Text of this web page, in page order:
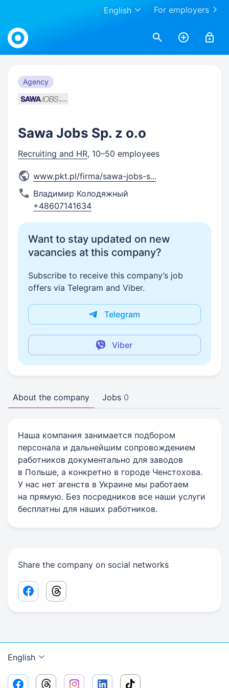
For employers
English
Work.ua
Agency
Sawa Jobs Sp. z o.o
Recruiting and HR, 10–50 employees
www.pkt.pl/firma/sawa-jobs-s...
Владимир Колодяжный
+48607141634
Want to stay updated on new
vacancies at this company?
Subscribe to receive this company’s job
offers via Telegram and Viber.
Telegram
Viber
About the company Jobs 0
Наша компания занимается подбором
персонала и дальнейшим сопровождением
работников документально для заводов
в Польше, а конкретно в городе Ченстохова.
У нас нет агенств в Украине мы работаем
на прямую. Без посредников все наши услуги
бесплатны для наших работников.
Share the company on social networks
Facebook share link
Threads share link
English